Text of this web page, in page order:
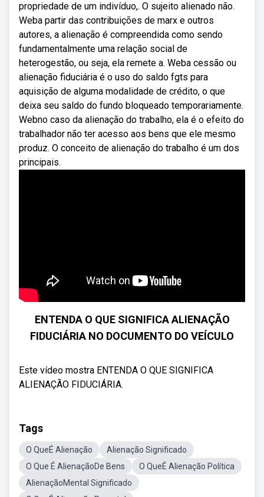
propriedade de um indivíduo,. O sujeito alienado não.
Weba partir das contribuições de marx e outros
autores, a alienação é compreendida como sendo
fundamentalmente uma relação social de
heterogestão, ou seja, ela remete a. Weba cessão ou
alienação fiduciária é o uso do saldo fgts para
aquisição de alguma modalidade de crédito, o que
deixa seu saldo do fundo bloqueado temporariamente.
Webno caso da alienação do trabalho, ela é o efeito do
trabalhador não ter acesso aos bens que ele mesmo
produz. O conceito de alienação do trabalho é um dos
principais.
ENTENDA O QUE SIGNIFICA ALIENAÇÃO
FIDUCIÁRIA NO DOCUMENTO DO VEÍCULO
Este vídeo mostra ENTENDA O QUE SIGNIFICA
ALIENAÇÃO FIDUCIÁRIA.
Tags
O QueÉ Alienação
Alienação Significado
O Que É AlienaçãoDe Bens
O QueÉ Alienação Política
AlienaçãoMental Significado